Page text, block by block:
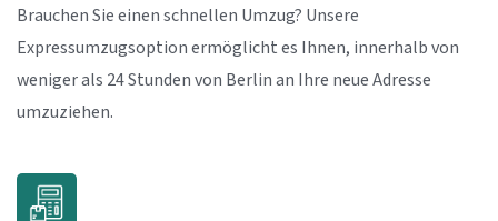
Brauchen Sie einen schnellen Umzug? Unsere
Expressumzugsoption ermöglicht es Ihnen, innerhalb von
weniger als 24 Stunden von Berlin an Ihre neue Adresse
umzuziehen.